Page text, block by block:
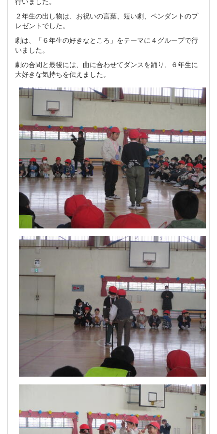
２年生の出し物は、お祝いの言葉、短い劇、ペンダントのプ
レゼントでした。
劇は、「６年生の好きなところ」をテーマに４グループで行
いました。
劇の合間と最後には、曲に合わせてダンスを踊り、６年生に
大好きな気持ちを伝えました。